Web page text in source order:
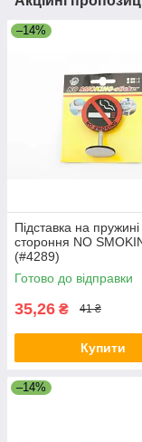
–14%
Підставка на
стороння NO
(#4289)
Готово до відправки
35,26 ₴ 41 ₴
Купити
–14%